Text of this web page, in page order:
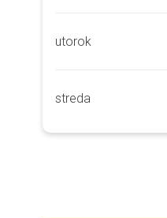
utorok
streda